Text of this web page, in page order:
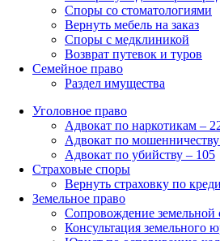
Споры со стоматологиями
Вернуть мебель на заказ
Споры с медклиникой
Возврат путевок и туров
Семейное право
Раздел имущества
Уголовное право
Адвокат по наркотикам –
Адвокат по
Адвокат по убийству – 105
Страховые споры
Вернуть страховку по
Земельное право
Сопровождение земельной
Консультация земельного